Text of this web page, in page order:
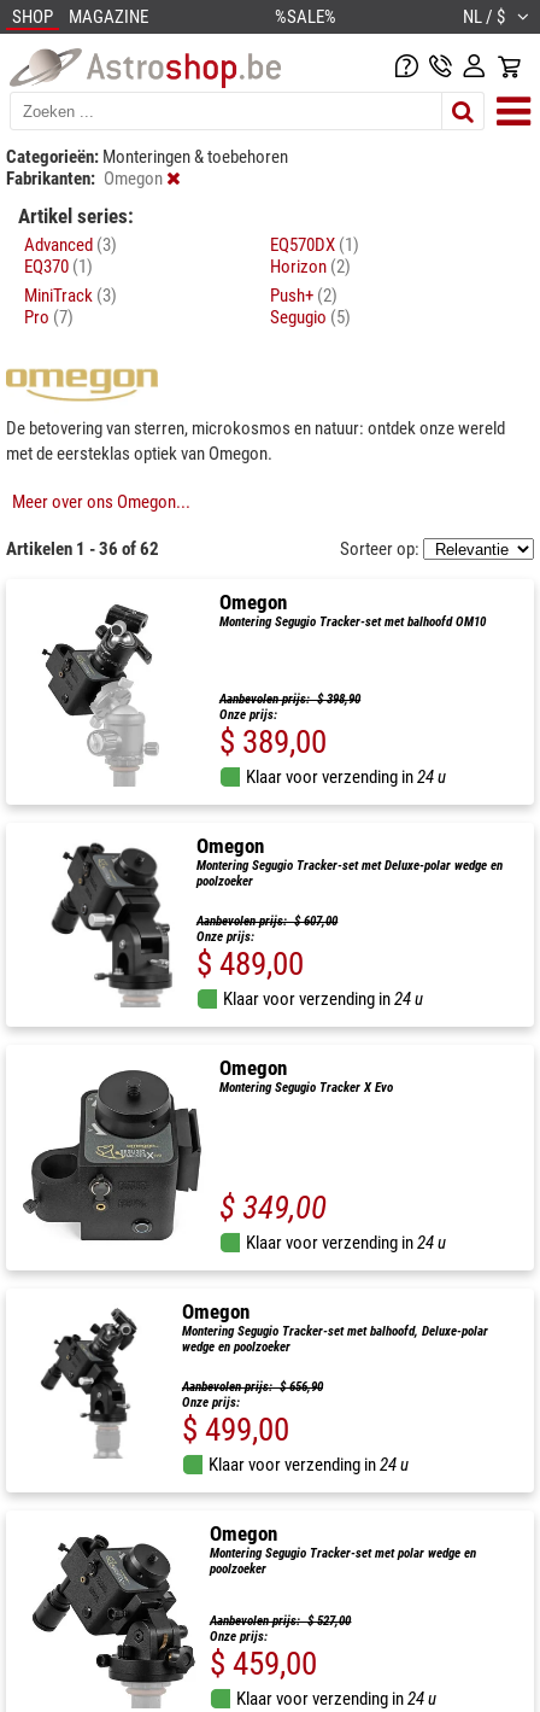
SHOP MAGAZINE %SALE% NL / $
Categorieën: Monteringen & toebehoren
Fabrikanten: Omegon
Artikel series:
Advanced (3)
EQ370 (1)
EQ570DX (1)
Horizon (2)
MiniTrack (3)
Pro (7)
Push+ (2)
Segugio (5)
De betovering van sterren, microkosmos en natuur: ontdek onze wereld
met de eersteklas optiek van Omegon.
Meer over ons Omegon...
Artikelen 1 - 36 of 62 Sorteer op:
Omegon
Montering Segugio Tracker-set met balhoofd OM10
Aanbevolen prijs: $ 398,90
Onze prijs:
$ 389,00
Klaar voor verzending in24 u
Omegon
Montering Segugio Tracker-set met Deluxe-polar wedge en
poolzoeker
Aanbevolen prijs: $ 607,00
Onze prijs:
$ 489,00
Klaar voor verzending in24 u
Omegon
Montering Segugio Tracker X Evo
$ 349,00
Klaar voor verzending in24 u
Omegon
Montering Segugio Tracker-set met balhoofd, Deluxe-polar
wedge en poolzoeker
Aanbevolen prijs: $ 656,90
Onze prijs:
$ 499,00
Klaar voor verzending in24 u
Omegon
Montering Segugio Tracker-set met polar wedge en
poolzoeker
Aanbevolen prijs: $ 527,00
Onze prijs:
$ 459,00
Klaar voor verzending in24 u